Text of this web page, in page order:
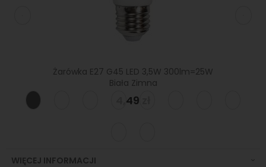
Żarówka E27 G45 LED 3,5W 300lm=25W
Biała Zimna
4,49 zł
WIĘCEJ INFORMACJI